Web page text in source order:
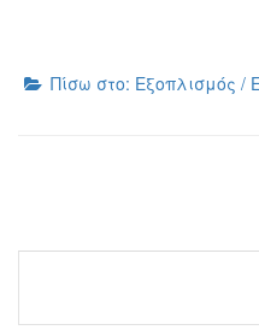
Πίσω στο: Εξοπλισμός /